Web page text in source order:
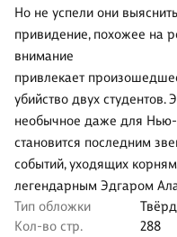
Но не успели они
привидение, похожее на
внимание
привлекает
убийство двух студентов.
необычное даже для
становится последним
событий, уходящих
легендарным Эдгаром
Тип обложки
Кол-во стр.
288